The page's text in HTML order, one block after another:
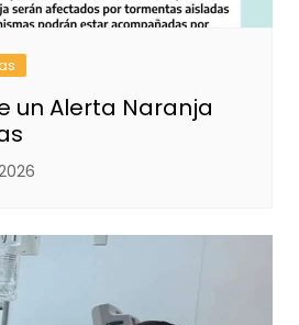
un Alerta Naranja